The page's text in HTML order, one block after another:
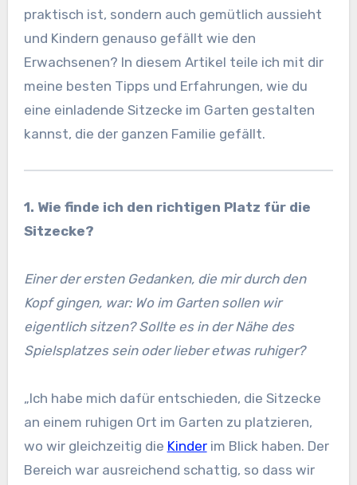
praktisch ist, sondern auch gemütlich aussieht
und Kindern genauso gefällt wie den
Erwachsenen? In diesem Artikel teile ich mit dir
meine besten Tipps und Erfahrungen, wie du
eine einladende Sitzecke im Garten gestalten
kannst, die der ganzen Familie gefällt.
1. Wie finde ich den richtigen Platz für die
Sitzecke?
Einer der ersten Gedanken, die mir durch den
Kopf gingen, war: Wo im Garten sollen wir
eigentlich sitzen? Sollte es in der Nähe des
Spielsplatzes sein oder lieber etwas ruhiger?
„Ich habe mich dafür entschieden, die Sitzecke
an einem ruhigen Ort im Garten zu platzieren,
wo wir gleichzeitig die Kinderim Blick haben. Der
Bereich war ausreichend schattig, so dass wir